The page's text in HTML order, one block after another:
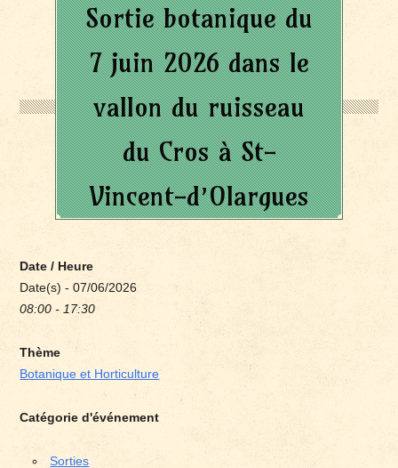
Sortie botanique du
7 juin 2026 dans le
vallon du ruisseau
du Cros à St-
Vincent-d’Olargues
Date / Heure
Date(s) - 07/06/2026
08:00 - 17:30
Thème
Botanique et Horticulture
Catégorie d'événement
Sorties